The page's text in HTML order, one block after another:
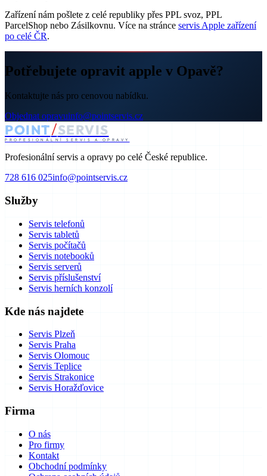
Zařízení nám pošlete z celé republiky přes PPL svoz, PPL
ParcelShop nebo Zásilkovnu. Více na stránce servis Apple zařízení
po celé ČR.
Potřebujete opravit apple v Opavě?
Kontaktujte nás pro cenovou nabídku.
Objednat opravuinfo@pointservis.cz
POINT/SERVIS
PROFESIONÁLNÍ SERVIS A OPRAVY
Profesionální servis a opravy po celé České republice.
728 616 025info@pointservis.cz
Služby
Servis telefonů
Servis tabletů
Servis počítačů
Servis notebooků
Servis serverů
Servis příslušenství
Servis herních konzolí
Kde nás najdete
Servis Plzeň
Servis Praha
Servis Olomouc
Servis Teplice
Servis Strakonice
Servis Horažďovice
Firma
O nás
Pro firmy
Kontakt
Obchodní podmínky